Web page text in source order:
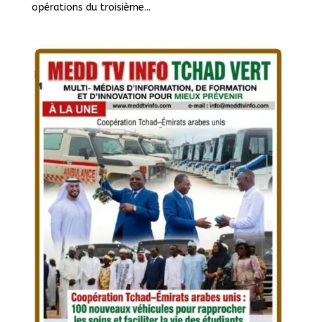
opérations du troisième...